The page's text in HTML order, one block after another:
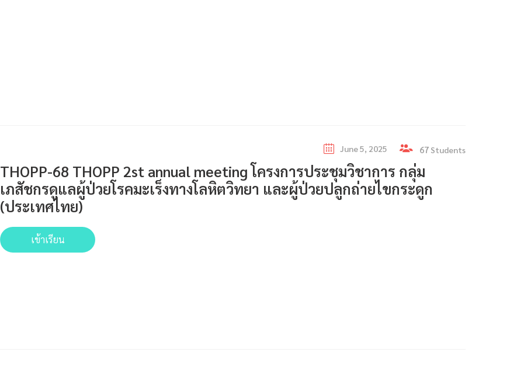
June 5, 2025 67 Students
THOPP-68 THOPP 2st annual meeting โครงการประชุมวิชาการ กลุ่ม
เภสัชกรดูแลผู้ป่วยโรคมะเร็งทางโลหิตวิทยา และผู้ป่วยปลูกถ่ายไขกระดูก
(ประเทศไทย)
เข้าเรียน